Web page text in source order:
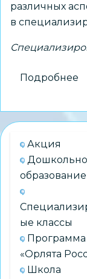
различных
в
Подробнее
Акция
образование
ые классы
Программа
«Орлята
Школа